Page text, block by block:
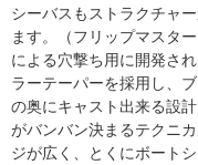
シーバスもストラクチャ
ます。（フリップマスタ
による穴撃ち用に開発さ
ラーテーパーを採用し、
の奥にキャスト出来る設
がバンバン決まるテクニ
ジが広く、とくにボート